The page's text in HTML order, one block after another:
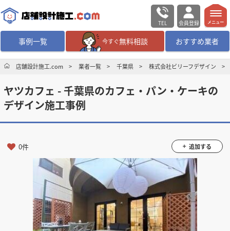
TEL 会員登録
事例一覧 今すぐ無料相談 おすすめ業者
無料相談 ログイン／会員登録
デザイン設計・施工業者を探す
店舗・商業施設の施工事例を探す
マッチング案件一覧
店舗設計施工.comとは
内装の費用相場シミュレーター
メニュー
店舗設計施工.com 業者一覧 千葉県 株式会社ビリーフデザイン
ヤツカフェ - 千葉県のカフェ・パン・ケーキの
デザイン施工事例
0件 追加する